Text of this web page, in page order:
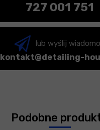
727 001 751
lub wyślij
kontakt@detailing-
Podobne